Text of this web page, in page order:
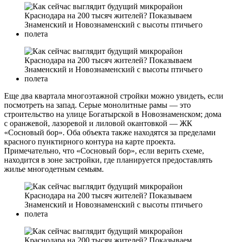
Еще два квартала многоэтажной стройки можно увидеть, если
посмотреть на запад. Серые монолитные рамы — это
строительство на улице Богатырской в Новознаменском; дома
с оранжевой, лазоревой и лиловой окантовкой — ЖК
«Сосновый бор». Оба объекта также находятся за пределами
красного пунктирного контура на карте проекта.
Примечательно, что «Сосновый бор», если верить схеме,
находится в зоне застройки, где планируется предоставлять
жилье многодетным семьям.